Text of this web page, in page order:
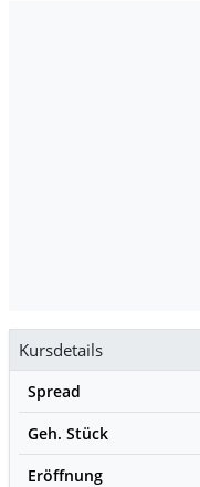
Kursdetails
Spread
Geh. Stück
Eröffnung